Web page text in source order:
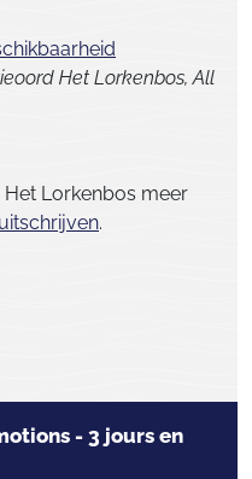
Het Lorkenbos, All
Lorkenbos meer
uitschrijven.
- 3 jours en